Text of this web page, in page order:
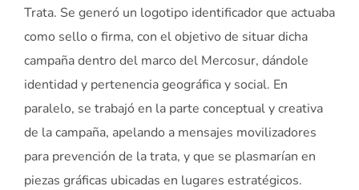
Trata. Se generó un logotipo identificador que actuaba
como sello o firma, con el objetivo de situar dicha
campaña dentro del marco del Mercosur, dándole
identidad y pertenencia geográfica y social. En
paralelo, se trabajó en la parte conceptual y creativa
de la campaña, apelando a mensajes movilizadores
para prevención de la trata, y que se plasmarían en
piezas gráficas ubicadas en lugares estratégicos.